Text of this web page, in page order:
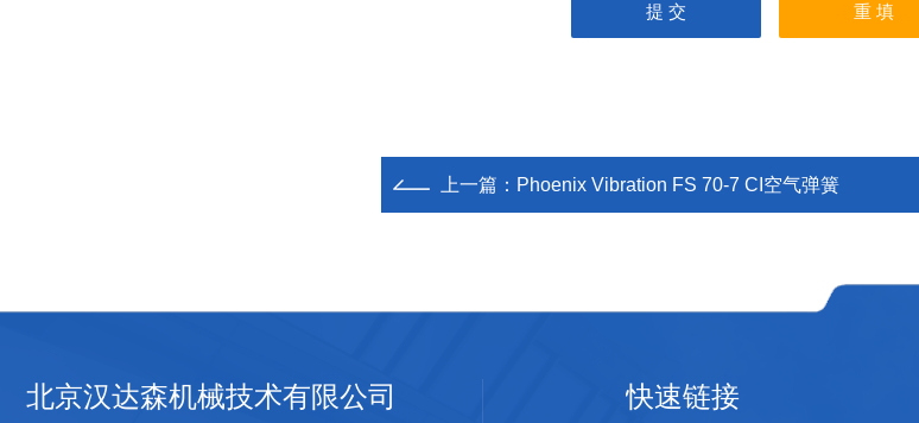
上一篇： Phoenix Vibration FS 70-7 CI空气弹簧
北京汉达森机械技术有限公司 快速链接